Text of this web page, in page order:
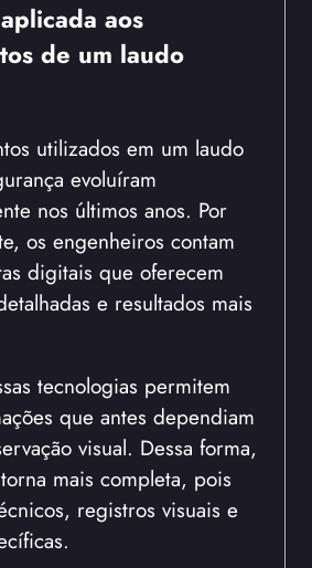
aos
de um laudo
utilizados em um laudo
evoluíram
nos últimos anos. Por
os engenheiros contam
digitais que oferecem
e resultados mais
tecnologias permitem
que antes dependiam
visual. Dessa forma,
mais completa, pois
registros visuais e